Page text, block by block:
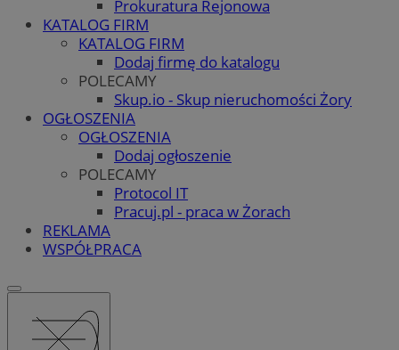
Prokuratura Rejonowa
KATALOG FIRM
KATALOG FIRM
Dodaj firmę do katalogu
POLECAMY
Skup.io - Skup nieruchomości Żory
OGŁOSZENIA
OGŁOSZENIA
Dodaj ogłoszenie
POLECAMY
Protocol IT
Pracuj.pl - praca w Żorach
REKLAMA
WSPÓŁPRACA